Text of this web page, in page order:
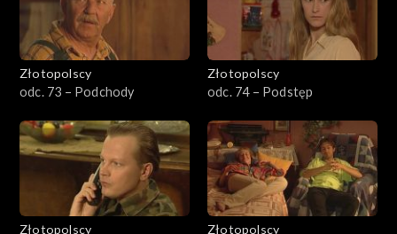
Złotopolscy
odc. 73 – Podchody
Złotopolscy
odc. 74 – Podstęp
Złotopolscy
Złotopolscy